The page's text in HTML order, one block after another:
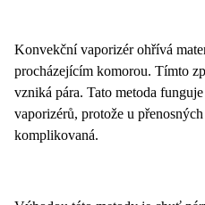
Konvekční vaporizér ohřívá
procházejícím komorou. Tímto
vzniká pára. Tato metoda
vaporizérů, protože u
komplikovaná.